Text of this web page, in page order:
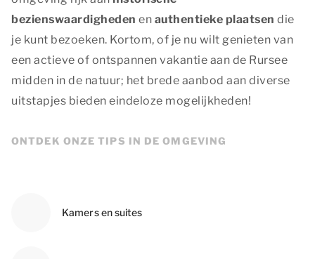
bezienswaardigheden en authentieke plaatsen die
je kunt bezoeken. Kortom, of je nu wilt genieten van
een actieve of ontspannen vakantie aan de Rursee
midden in de natuur; het brede aanbod aan diverse
uitstapjes bieden eindeloze mogelijkheden!
ONTDEK ONZE TIPS IN DE OMGEVING
Kamers en suites